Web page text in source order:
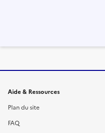
Informations et
Aide & Ressources
Plan du site
FAQ